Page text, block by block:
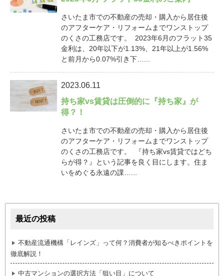
さいたま市での不動産の売却・購入から居住後
のアフターケア・リフォームまでワンストップ
のくさの工務店です。 2023年6月のフラット35
金利は、20年以下が1.13%、21年以上が1.56%
と前月から0.07%引き下…...
2023.06.11
持ち家vs賃貸は圧倒的に『持ち家』が
得？！
さいたま市での不動産の売却・購入から居住後
のアフターケア・リフォームまでワンストップ
のくさの工務店です。 『持ち家vs賃貸ではどち
らが得？』という記事を良く目にします。住ま
いをめぐる永遠の課…...
最近の投稿
不動産流通機構「レインズ」って何？消費者が知るべきポイントを
徹底解説！
中古マンションの選択方法「狙い目」について